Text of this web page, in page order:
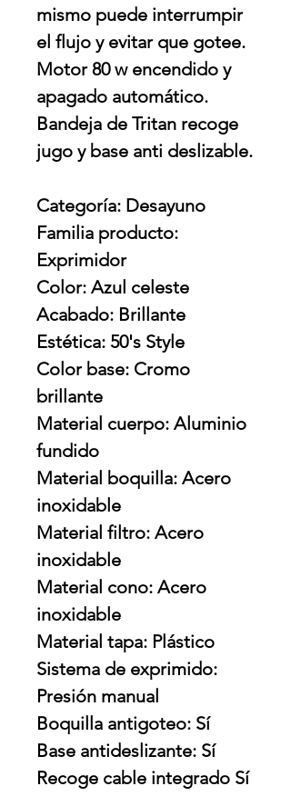
mismo puede interrumpir
el flujo y evitar que gotee.
Motor 80 w encendido y
apagado automático.
Bandeja de Tritan recoge
jugo y base anti deslizable.
Categoría: Desayuno
Familia producto:
Exprimidor
Color: Azul celeste
Acabado: Brillante
Estética: 50's Style
Color base: Cromo
brillante
Material cuerpo: Aluminio
fundido
Material boquilla: Acero
inoxidable
Material filtro: Acero
inoxidable
Material cono: Acero
inoxidable
Material tapa: Plástico
Sistema de exprimido:
Presión manual
Boquilla antigoteo: Sí
Base antideslizante: Sí
Recoge cable integrado Sí